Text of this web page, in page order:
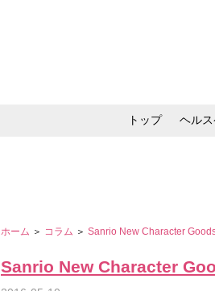
トップ ヘル
ホーム ＞ コラム ＞ Sanrio New Character
Sanrio New Character